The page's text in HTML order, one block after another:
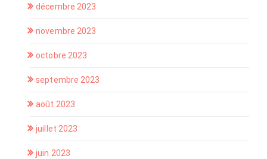
décembre 2023
novembre 2023
octobre 2023
septembre 2023
août 2023
juillet 2023
juin 2023